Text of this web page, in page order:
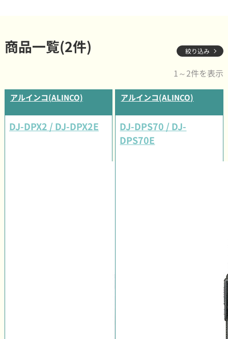
商品一覧(2件) 絞り込み
1～2件を表示
アルインコ(ALINCO)
DJ-DPX2 / DJ-DPX2E
アルインコ(ALINCO)
DJ-DPS70 / DJ-
DPS70E